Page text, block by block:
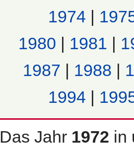
1974
1980
1981
1987
1988
1994
Das Jahr 1972 in